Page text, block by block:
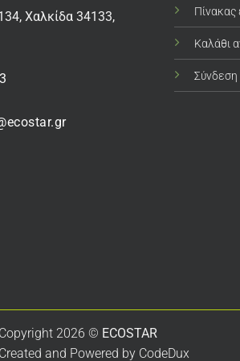
Χαλκίδα 34133,
Πίνακας
Καλάθι
Σύνδεση
Copyright 2026 © ECOSTAR
Created and Powered by CodeDux